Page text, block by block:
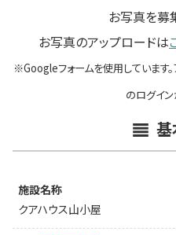
お写真を募
お写真のアップロードは
※Googleフォームを使用しています
のログイン
施設名称
クアハウス山小屋